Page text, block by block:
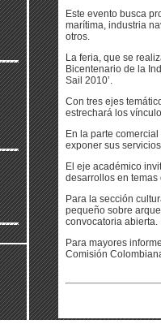
Este evento busca
marítima, industria
otros.
La feria, que se
Bicentenario de la
Sail 2010’.
Con tres ejes
estrechará los
En la parte
exponer sus
El eje académico
desarrollos en
Para la sección
pequeño sobre
convocatoria abierta.
Para mayores
Comisión